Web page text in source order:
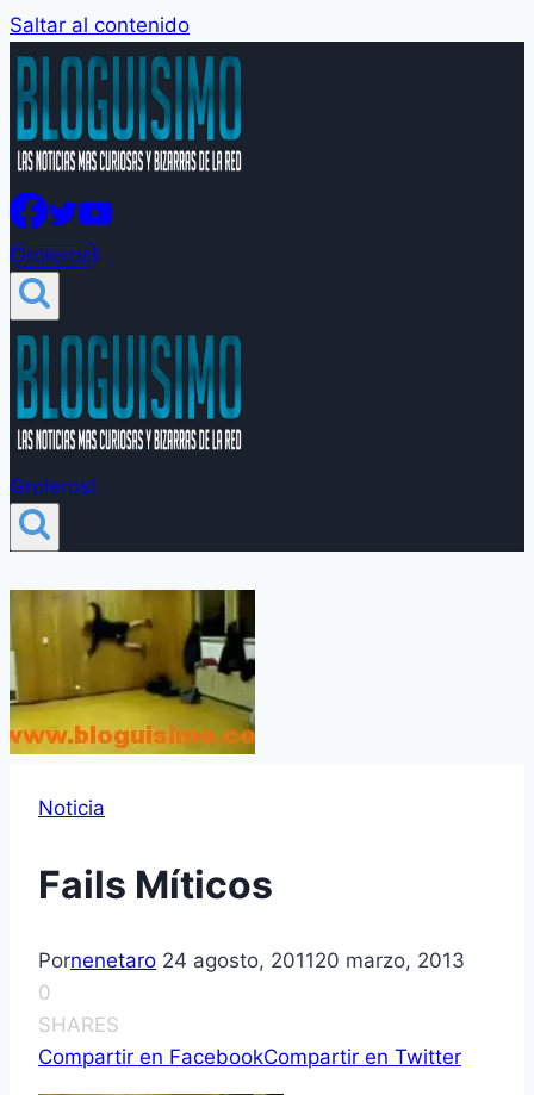
Saltar al contenido
Groleros!
Groleros!
Noticia
Fails Mí­ticos
Pornenetaro 24 agosto, 201120 marzo, 2013
0
SHARES
Compartir en FacebookCompartir en Twitter